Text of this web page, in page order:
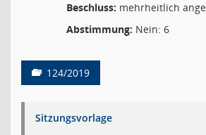
Beschluss: mehrheitlich
Abstimmung: Nein: 6
124/2019
Sitzungsvorlage